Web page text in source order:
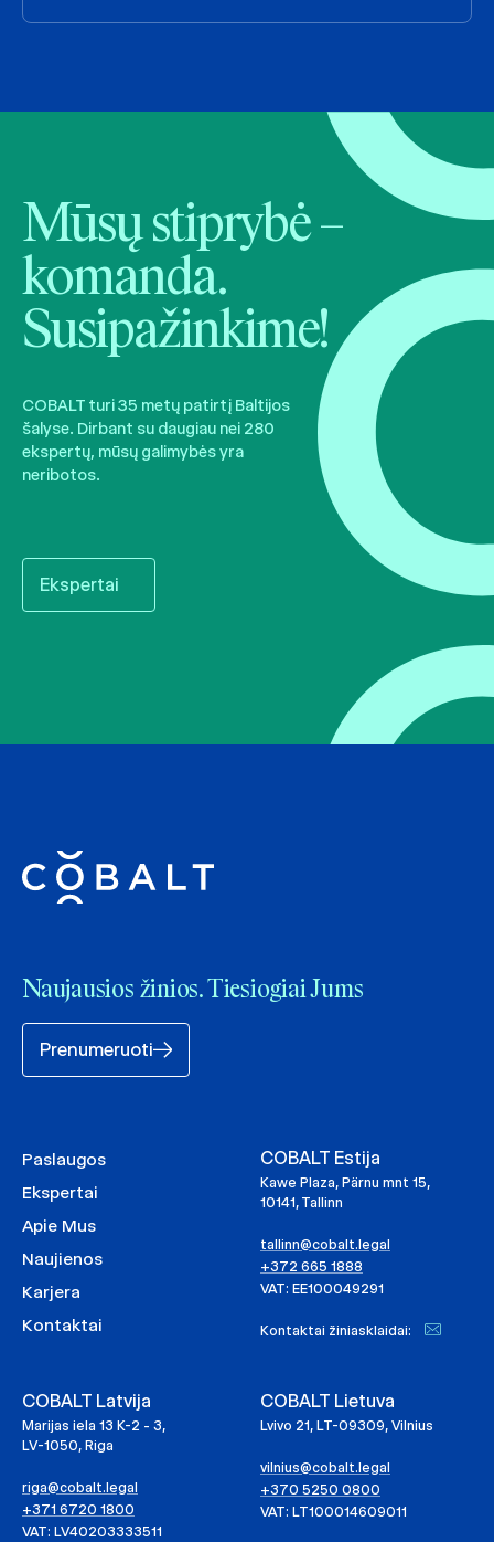
Mūsų stiprybė –
komanda.
Susipažinkime!
COBALT turi 35 metų patirtį Baltijos
šalyse. Dirbant su daugiau nei 280
ekspertų, mūsų galimybės yra
neribotos.
Ekspertai
Naujausios žinios. Tiesiogiai Jums
Prenumeruoti
Paslaugos
Ekspertai
Apie Mus
Naujienos
Karjera
Kontaktai
COBALT Estija
Kawe Plaza, Pärnu mnt 15,
10141, Tallinn
tallinn@cobalt.legal
+372 665 1888
VAT: EE100049291
Kontaktai žiniasklaidai:
COBALT Latvija
Marijas iela 13 K-2 - 3,
LV-1050, Riga
riga@cobalt.legal
+371 6720 1800
VAT: LV40203333511
COBALT Lietuva
Lvivo 21, LT-09309, Vilnius
vilnius@cobalt.legal
+370 5250 0800
VAT: LT100014609011